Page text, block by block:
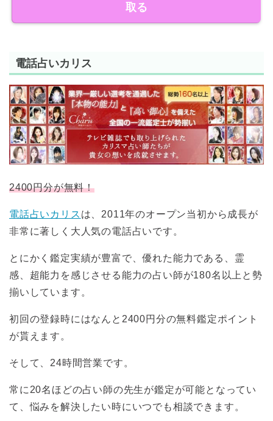
取る
電話占いカリス
2400円分が無料！
電話占いカリス は、2011年のオープン当初から成長が
非常に著しく大人気の電話占いです。
とにかく鑑定実績が豊富で、優れた能力である、霊
感、超能力を感じさせる能力の占い師が180名以上と勢
揃いしています。
初回の登録時にはなんと2400円分の無料鑑定ポイント
が貰えます。
そして、24時間営業です。
常に20名ほどの占い師の先生が鑑定が可能となってい
て、悩みを解決したい時にいつでも相談できます。